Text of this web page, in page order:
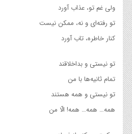
ولی غم تو، عذاب آورد
تو رفته‌ای و نه، ممکن نیست
کنار خاطره، تاب آورد
تو نیستی و بداخلاقند
تمام ثانیه‌ها با من
تو نیستی و همه هستند
همه… همه… همه! الّا من